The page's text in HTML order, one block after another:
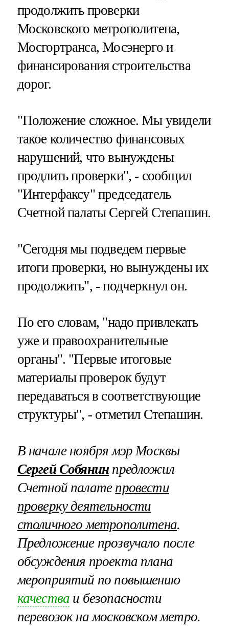
продолжить проверки
Московского метрополитена,
Мосгортранса, Мосэнерго и
финансирования строительства
дорог.
"Положение сложное. Мы увидели
такое количество финансовых
нарушений, что вынуждены
продлить проверки", - сообщил
"Интерфаксу" председатель
Счетной палаты Сергей Степашин.
"Сегодня мы подведем первые
итоги проверки, но вынуждены их
продолжить", - подчеркнул он.
По его словам, "надо привлекать
уже и правоохранительные
органы". "Первые итоговые
материалы проверок будут
передаваться в соответствующие
структуры", - отметил Степашин.
В начале ноября мэр Москвы
Сергей Собянин предложил
Счетной палате провести
проверку деятельности
столичного метрополитена.
Предложение прозвучало после
обсуждения проекта плана
мероприятий по повышению
качества и безопасности
перевозок на московском метро.